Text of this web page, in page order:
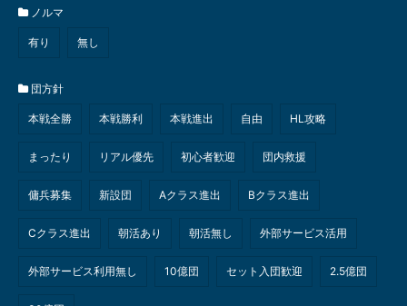
ノルマ
有り 無し
団方針
本戦全勝 本戦勝利 本戦進出 自由 HL攻略
まったり リアル優先 初心者歓迎 団内救援
傭兵募集 新設団 Aクラス進出 Bクラス進出
Cクラス進出 朝活あり 朝活無し 外部サービス活用
外部サービス利用無し 10億団 セット入団歓迎 2.5億団